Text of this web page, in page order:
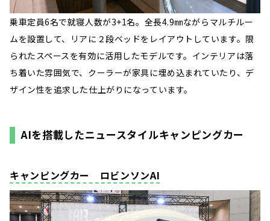
乗車定員6名で就寝人数が3+1名。全長4.9㎜ながらマルチルー
ムを設置して、リアに２段ベッドをレイアウトしています。限
られたスペースを有効に活用したモデルです。インテリアは落
ち着いた雰囲気で、クーラーが家具に埋め込まれていたり、デ
ザイン性を追求した仕上がりになっています。
AIを搭載したニュースタイルキャンピングカー
キャンピングカー ロビンソンAI